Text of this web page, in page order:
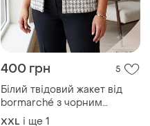
Білий твідовий жакет від
bormarché з чорним
візерунком "гусяча лапка"
і ще 1